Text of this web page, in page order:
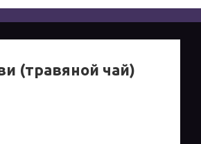
(травяной чай)